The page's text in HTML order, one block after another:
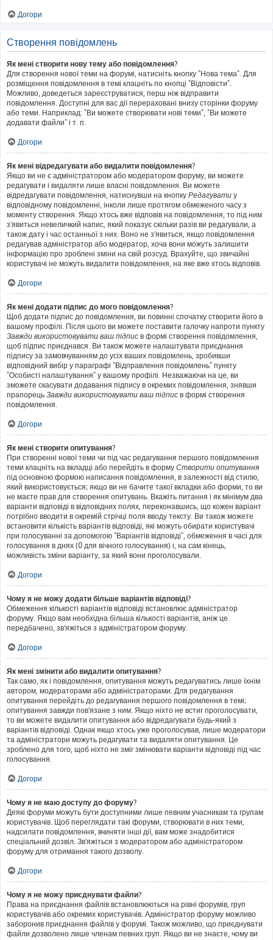
Догори
Створення повідомлень
Як мені створити нову тему або повідомлення?
Для створення нової теми на форумі, натисніть кнопку "Нова тема". Для
розміщення повідомлення в темі клацніть по кнопці "Відповісти".
Можливо, доведеться зареєструватися, перш ніж відправити
повідомлення. Доступні для вас дії перераховані внизу сторінки форуму
або теми. Наприклад: "Ви можете створювати нові теми", "Ви можете
додавати файли" і т. п.
Догори
Як мені відредагувати або видалити повідомлення?
Якщо ви не є адміністратором або модератором форуму, ви можете
редагувати і видаляти лише власні повідомлення. Ви можете
відредагувати повідомлення, натиснувши на кнопку Редагувати у
відповідному повідомленні, інколи лише протягом обмеженого часу з
моменту створення. Якщо хтось вже відповів на повідомлення, то під ним
з'явиться невеличкий напис, який показує скільки разів ви редагували, а
також дату і час останньої з них. Воно не з'явиться, якщо повідомлення
редагував адміністратор або модератор, хоча вони можуть залишити
інформацію про зроблені зміни на свій розсуд. Врахуйте, що звичайні
користувачі не можуть видалити повідомлення, на яке вже хтось відповів.
Догори
Як мені додати підпис до мого повідомлення?
Щоб додати підпис до повідомлення, ви повинні спочатку створити його в
вашому профілі. Після цього ви можете поставити галочку напроти пункту
Завжди використовувати ваш підпис в формі створення повідомлення,
щоб підпис приєднався. Ви також можете налаштувати приєднання
підпису за замовчуванням до усіх ваших повідомлень, зробивши
відповідний вибір у параграфі "Відправлення повідомлень" пункту
"Особисті налаштування" у вашому профілі. Незважаючи на це, ви
зможете скасувати додавання підпису в окремих повідомлення, знявши
прапорець Завжди використовувати ваш підпис в формі створення
повідомлення.
Догори
Як мені створити опитування?
При створенні нової теми чи під час редагування першого повідомлення
теми клацніть на вкладці або перейдіть в форму Створити опитування
під основною формою написання повідомлення, в залежності від стилю,
який використовується; якщо ви не бачите такої вкладки або форми, то ви
не маєте прав для створення опитувань. Вкажіть питання і як мінімум два
варіанти відповіді в відповідних полях, переконавшись, що кожен варіант
потрібно вводити в окремій стрічці поля вводу тексту. Ви також можете
встановити кількість варіантів відповіді, які можуть обирати користувачі
при голосуванні за допомогою "Варіантів відповіді", обмеження в часі для
голосування в днях (0 для вічного голосування) і, на сам кінець,
можливість зміни варіанту, за який вони проголосували.
Догори
Чому я не можу додати більше варіантів відповіді?
Обмеження кількості варіантів відповіді встановлює адміністратор
форуму. Якщо вам необхідна більша кількості варіантів, аніж це
передбачено, зв'яжіться з адміністратором форуму.
Догори
Як мені змінити або видалити опитування?
Так само, як і повідомлення, опитування можуть редагуватись лише їхнім
автором, модераторами або адміністраторами. Для редагування
опитування перейдіть до редагування першого повідомлення в темі;
опитування завжди пов'язане з ним. Якщо ніхто не встиг проголосувати,
то ви можете видалити опитування або відредагувати будь-який з
варіантів відповіді. Однак якщо хтось уже проголосував, лише модератори
та адміністратори можуть редагувати та видаляти опитування. Це
зроблено для того, щоб ніхто не зміг змінювати варіанти відповіді під час
голосування.
Догори
Чому я не маю доступу до форуму?
Деякі форуми можуть бути доступними лише певним учасникам та групам
користувачів. Щоб переглядати такі форуми, створювати в них теми,
надсилати повідомлення, вчиняти інші дії, вам може знадобитися
спеціальний дозвіл. Зв'яжіться з модератором або адміністратором
форуму для отримання такого дозволу.
Догори
Чому я не можу приєднувати файли?
Права на приєднання файлів встановлюються на рівні форумів, груп
користувачів або окремих користувачів. Адміністратор форуму можливо
заборонив приєднання файлів у форумі. Також можливо, що приєднувати
файли дозволено лише членам певних груп. Якщо ви не знаєте, чому ви